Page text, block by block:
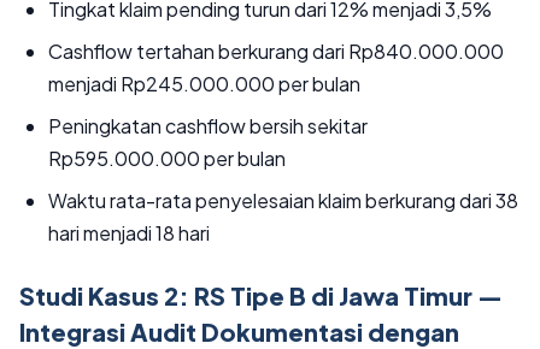
Tingkat klaim pending turun dari 12% menjadi 3,5%
Cashflow tertahan berkurang dari Rp840.000.000
menjadi Rp245.000.000 per bulan
Peningkatan cashflow bersih sekitar
Rp595.000.000 per bulan
Waktu rata-rata penyelesaian klaim berkurang dari 38
hari menjadi 18 hari
Studi Kasus 2: RS Tipe B di Jawa Timur —
Integrasi Audit Dokumentasi dengan